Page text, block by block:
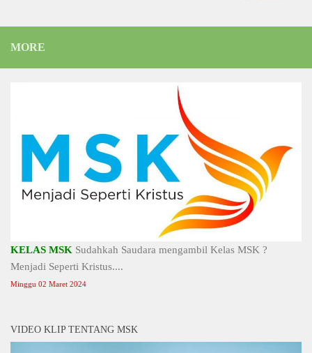
MORE
KELAS MSK Sudahkah Saudara mengambil Kelas MSK ?
Menjadi Seperti Kristus....
Minggu 02 Maret 2024
VIDEO KLIP TENTANG MSK